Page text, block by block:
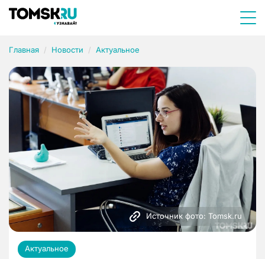
Главная Новости Актуальное
Источник фото: Tomsk.ru
Актуальное